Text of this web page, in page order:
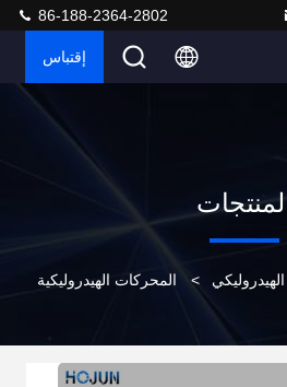
86-188-2364-2802
إقتباس
> المحركات الهيدروليكية